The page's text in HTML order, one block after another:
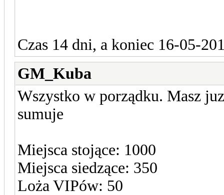
Czas 14 dni, a koniec 16-05-
GM_Kuba
Wszystko w porządku. Masz
sumuje
Miejsca stojące: 1000
Miejsca siedzące: 350
Loża VIPów: 50